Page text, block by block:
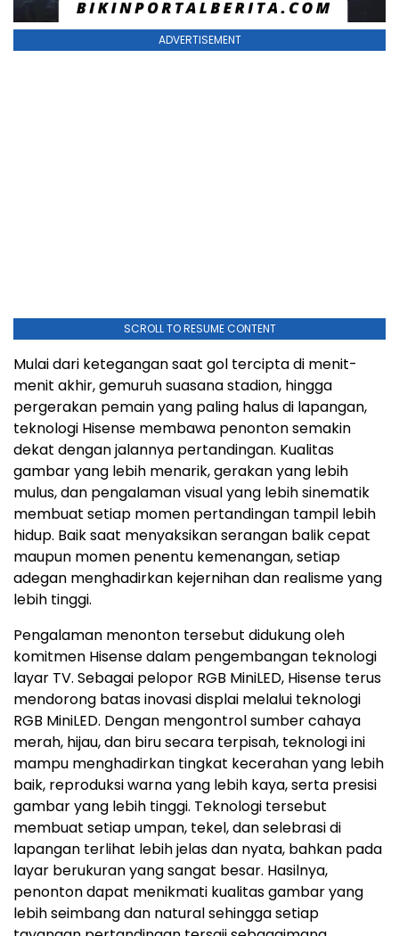
ADVERTISEMENT
SCROLL TO RESUME CONTENT
Mulai dari ketegangan saat gol tercipta di menit-
menit akhir, gemuruh suasana stadion, hingga
pergerakan pemain yang paling halus di lapangan,
teknologi Hisense membawa penonton semakin
dekat dengan jalannya pertandingan. Kualitas
gambar yang lebih menarik, gerakan yang lebih
mulus, dan pengalaman visual yang lebih sinematik
membuat setiap momen pertandingan tampil lebih
hidup. Baik saat menyaksikan serangan balik cepat
maupun momen penentu kemenangan, setiap
adegan menghadirkan kejernihan dan realisme yang
lebih tinggi.
Pengalaman menonton tersebut didukung oleh
komitmen Hisense dalam pengembangan teknologi
layar TV. Sebagai pelopor RGB MiniLED, Hisense terus
mendorong batas inovasi displai melalui teknologi
RGB MiniLED. Dengan mengontrol sumber cahaya
merah, hijau, dan biru secara terpisah, teknologi ini
mampu menghadirkan tingkat kecerahan yang lebih
baik, reproduksi warna yang lebih kaya, serta presisi
gambar yang lebih tinggi. Teknologi tersebut
membuat setiap umpan, tekel, dan selebrasi di
lapangan terlihat lebih jelas dan nyata, bahkan pada
layar berukuran yang sangat besar. Hasilnya,
penonton dapat menikmati kualitas gambar yang
lebih seimbang dan natural sehingga setiap